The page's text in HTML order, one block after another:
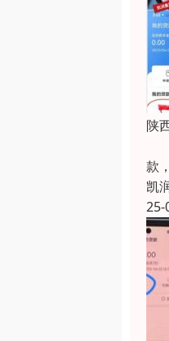
陕
款
凯
25-